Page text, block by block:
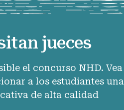
jueces
el concurso NHD. Vea
a los estudiantes una
de alta calidad